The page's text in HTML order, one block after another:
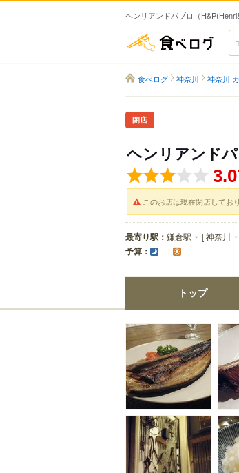
ヘンリアンドパブロ（
食べ
食べログ 神奈川 神奈川
閉店
ヘンリアンド
このお店は現在閉店してお
最寄り駅： 鎌倉駅 [神奈川
予算： - -
トップ